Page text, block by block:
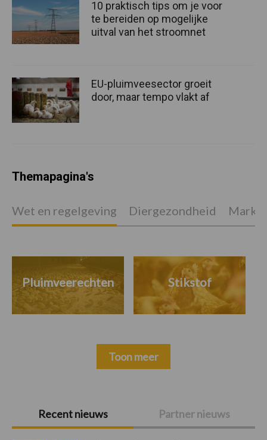
Primaire
Sidebar
Recent nieuws Partner nieuws
10 praktisch tips om je voor
te bereiden op mogelijke
uitval van het stroomnet
EU-pluimveesector groeit
door, maar tempo vlakt af
Themapagina's
Wet en regelgeving Diergezondheid
Pluimveerechten Stikstof
Toon meer